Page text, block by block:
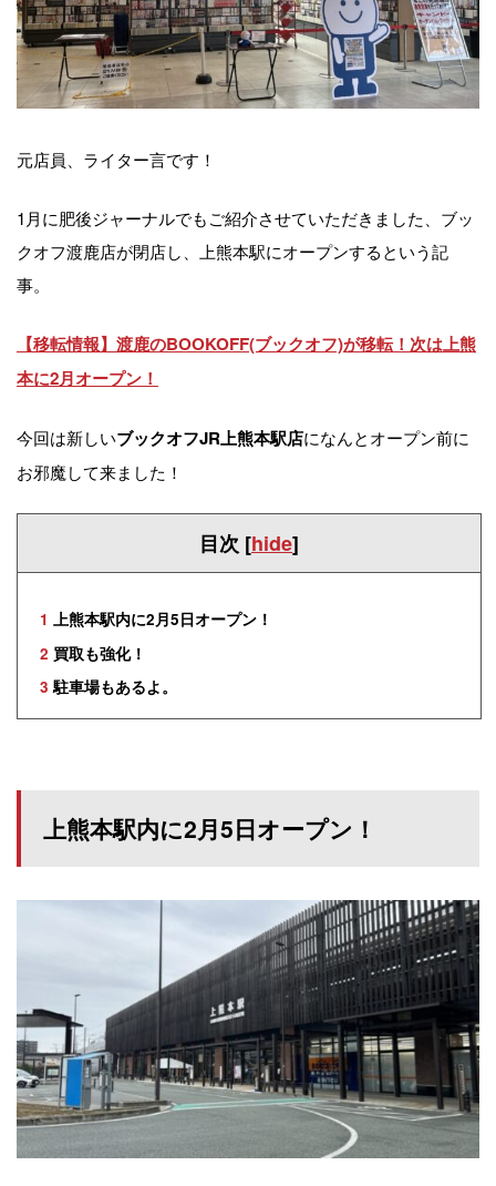
元店員、ライター言です！
1月に肥後ジャーナルでもご紹介させていただきました、ブッ
クオフ渡鹿店が閉店し、上熊本駅にオープンするという記
事。
【移転情報】渡鹿のBOOKOFF(ブックオフ)が移転！次は上熊
本に2月オープン！
今回は新しいブックオフJR上熊本駅店になんとオープン前に
お邪魔して来ました！
目次 [hide]
1 上熊本駅内に2月5日オープン！
2 買取も強化！
3 駐車場もあるよ。
上熊本駅内に2月5日オープン！